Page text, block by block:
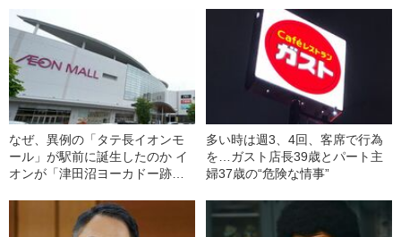
なぜ、異例の「タテ長イオンモ
ール」が駅前に誕生したのか イ
オンが「津田沼ヨーカドー跡
多い時は週3、4回、客席で行為
を…ガスト店長39歳とパート主
婦37歳の“危険な情事”